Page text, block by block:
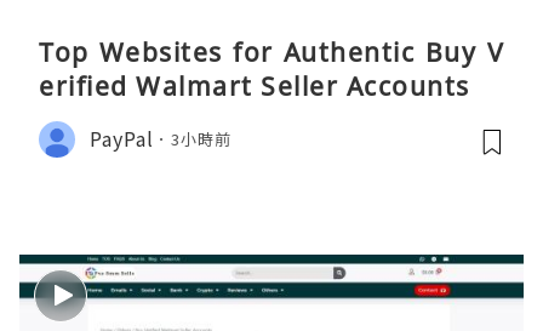
Top Websites for Authentic Buy V
erified Walmart Seller Accounts
PayPal 3小時前